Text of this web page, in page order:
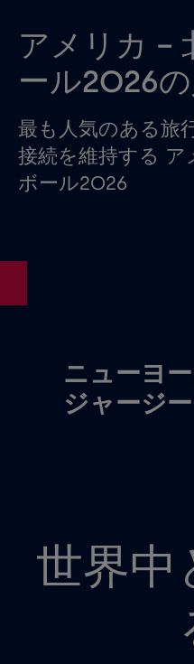
アメリカ -
ール2026
最も人気のある旅
接続を維持する ア
ボール2026
ニューヨ
ジャージー
世界中